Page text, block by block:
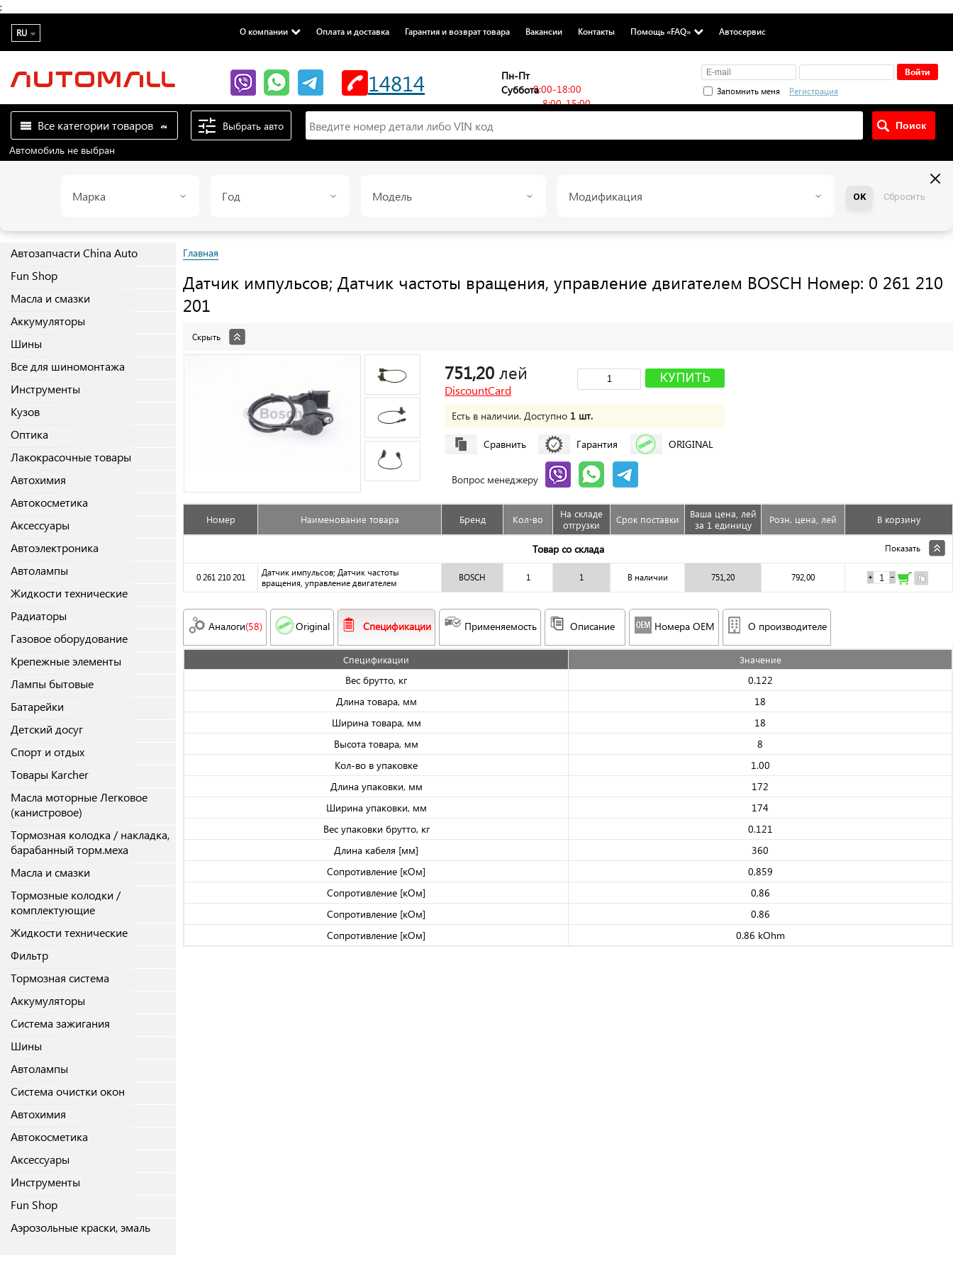
;
RU О компании Оплата и доставка Гарантия и возврат товара Вакансии Контакты Помощь «FAQ» Автосервис
14814
Пн-Пт
8:00-18:00
Суббота
8:00-15:00
Запомнить меня Регистрация
Все категории товаров
Выбрать авто
Автомобиль не выбран
Марка Год Модель Модификация OK Сбросить
Автозапчасти China Auto
Fun Shop
Масла и смазки
Аккумуляторы
Шины
Все для шиномонтажа
Инструменты
Кузов
Оптика
Лакокрасочные товары
Автохимия
Автокосметика
Аксессуары
Автоэлектроника
Автолампы
Жидкости технические
Радиаторы
Газовое оборудование
Крепежные элементы
Лампы бытовые
Батарейки
Детский досуг
Спорт и отдых
Товары Karcher
Масла моторные Легковое
(канистровое)
Тормозная колодка / накладка,
барабанный торм.меха
Масла и смазки
Тормозные колодки /
комплектующие
Жидкости технические
Фильтр
Тормозная система
Аккумуляторы
Система зажигания
Шины
Автолампы
Система очистки окон
Автохимия
Автокосметика
Аксессуары
Инструменты
Fun Shop
Аэрозольные краски, эмаль
Главная
Датчик импульсов; Датчик частоты вращения, управление двигателем BOSCH Номер: 0 261 210
201
Скрыть
751,20 лей
КУПИТЬ
DiscountCard
Есть в наличии. Доступно 1 шт.
Сравнить Гарантия ORIGINAL
Вопрос менеджеру
Номер Наименование товара Бренд Кол-во
На складе
отгрузки
Срок поставки
Ваша цена, лей
за 1 единицу
Розн. цена, лей В корзину
Товар со склада Показать
0 261 210 201
Датчик импульсов; Датчик частоты
вращения, управление двигателем
BOSCH 1 1 В наличии 751,20 792,00
Аналоги(58) Original Спецификации Применяемость Описание Номера OEM О производителе
Спецификации Значениe
Вес брутто, кг
0.122
Длина товара, мм
18
Ширина товара, мм
18
Высота товара, мм
8
Кол-во в упаковке
1.00
Длина упаковки, мм
172
Ширина упаковки, мм
174
Вес упаковки брутто, кг
0.121
Длина кабеля [мм]
360
Сопротивление [кОм]
0,859
Сопротивление [кОм]
0,86
Сопротивление [кОм]
0.86
Сопротивление [кОм]
0.86 kOhm